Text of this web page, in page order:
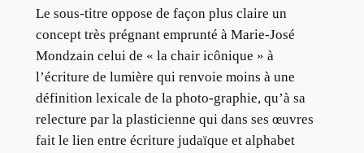
Le sous-titre oppose de façon plus claire un
concept très prégnant emprunté à Marie-José
Mondzain celui de « la chair icônique » à
l’écriture de lumière qui renvoie moins à une
définition lexicale de la photo-graphie, qu’à sa
relecture par la plasticienne qui dans ses œuvres
fait le lien entre écriture judaïque et alphabet